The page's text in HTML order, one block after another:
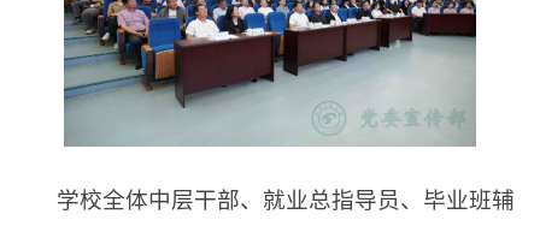
学校全体中层干部、就业总指导员、毕业班辅